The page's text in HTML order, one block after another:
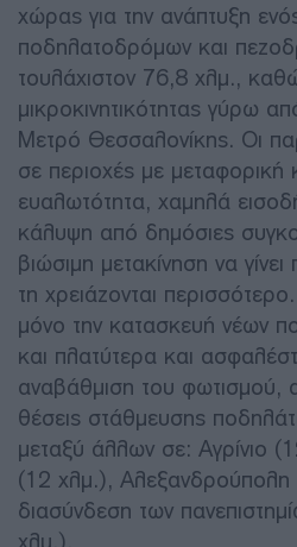
χώρας για την ανάπτυξη
ποδηλατοδρόμων και
τουλάχιστον 76,8 χλμ.,
μικροκινητικότητας γύρω
Μετρό Θεσσαλονίκης. Οι
σε περιοχές με μεταφορική
ευαλωτότητα, χαμηλά
κάλυψη από δημόσιες
βιώσιμη μετακίνηση να
τη χρειάζονται
μόνο την κατασκευή νέων
και πλατύτερα και
αναβάθμιση του φωτισμού,
θέσεις στάθμευσης
μεταξύ άλλων σε: Αγρίνιο
(12 χλμ.), Αλεξανδρούπολη
διασύνδεση των
χλμ.).